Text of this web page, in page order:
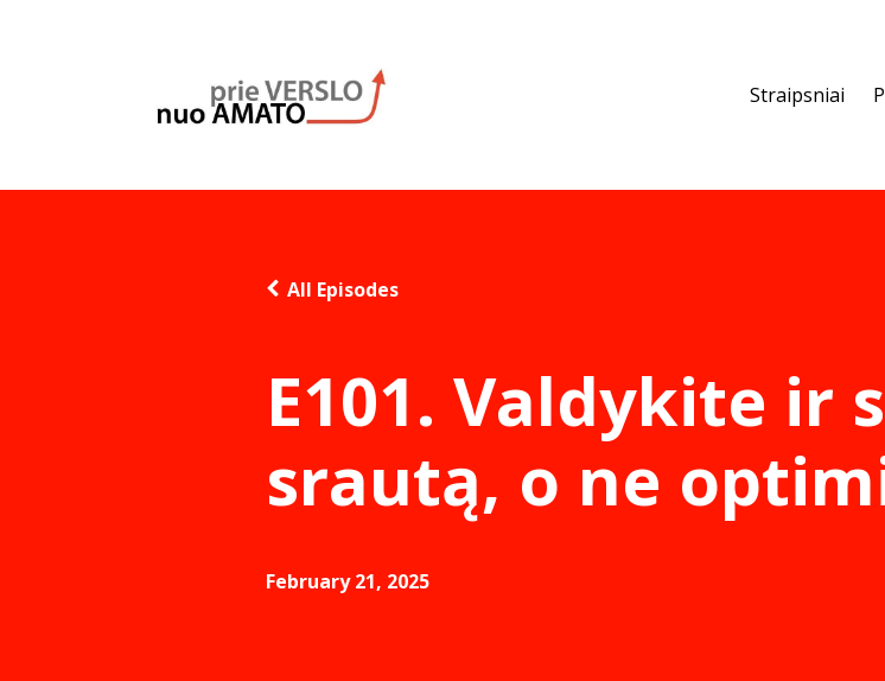
Straipsniai
E101. Valdykite ir
srautą, o ne
All Episodes
February 21, 2025